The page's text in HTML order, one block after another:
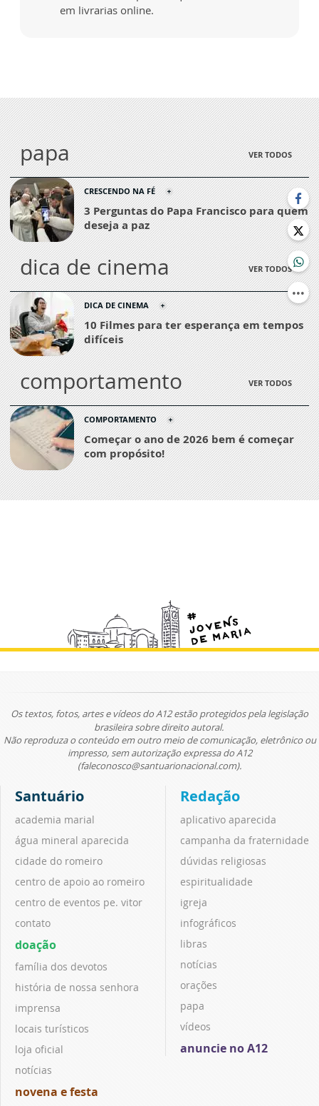
em livrarias online.
papa VER TODOS
CRESCENDO NA FÉ
3 Perguntas do Papa Francisco para quem
deseja a paz
dica de cinema VER TODOS
DICA DE CINEMA
10 Filmes para ter esperança em tempos
difíceis
comportamento VER TODOS
COMPORTAMENTO
Começar o ano de 2026 bem é começar
com propósito!
Os textos, fotos, artes e vídeos do A12 estão protegidos pela legislação
brasileira sobre direito autoral.
Não reproduza o conteúdo em outro meio de comunicação, eletrônico ou
impresso, sem autorização expressa do A12
(faleconosco@santuarionacional.com).
Santuário
academia marial
água mineral aparecida
cidade do romeiro
centro de apoio ao romeiro
centro de eventos pe. vitor
contato
doação
família dos devotos
história de nossa senhora
imprensa
locais turísticos
loja oficial
notícias
novena e festa
Redação
aplicativo aparecida
campanha da fraternidade
dúvidas religiosas
espiritualidade
igreja
infográficos
libras
notícias
orações
papa
vídeos
anuncie no A12